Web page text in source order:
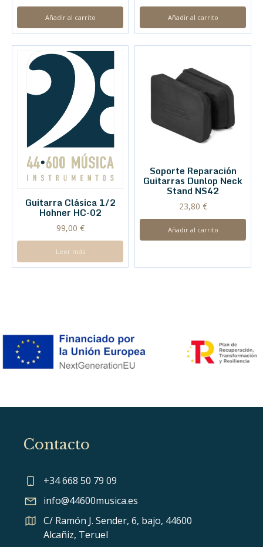
Añadir al carrito Añadir al carrito
Guitarra Clásica 1/2
Hohner HC-02
99,00 €
Leer más
Soporte Reparación
Guitarras Dunlop Neck
Stand NS42
23,80 €
Añadir al carrito
Contacto
+34 668 50 79 09
info@44600musica.es
C/ Ramón J. Sender, 6, bajo, 44600
Alcañiz, Teruel